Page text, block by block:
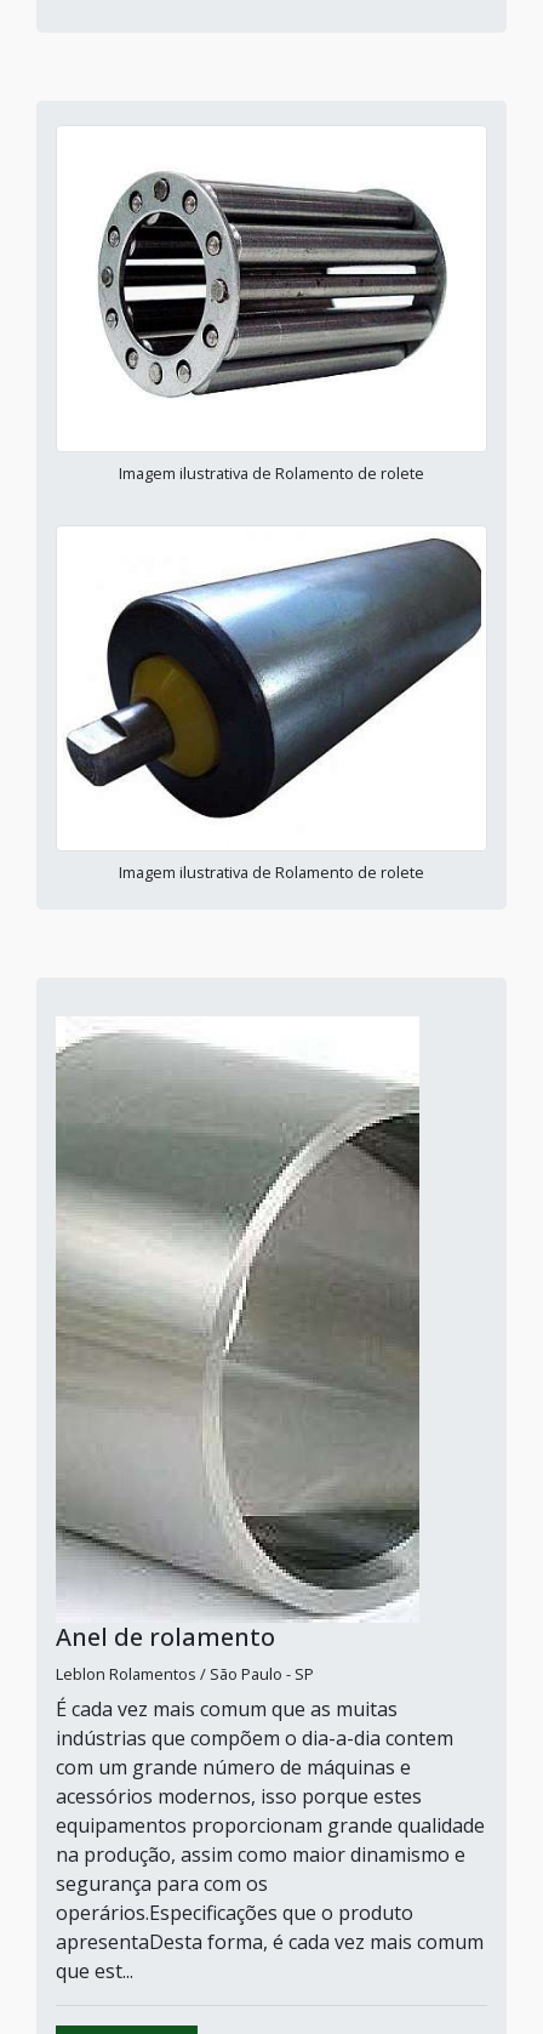
Imagem ilustrativa de Rolamento de rolete
Imagem ilustrativa de Rolamento de rolete
Anel de rolamento
Leblon Rolamentos / São Paulo - SP
É cada vez mais comum que as muitas
indústrias que compõem o dia-a-dia contem
com um grande número de máquinas e
acessórios modernos, isso porque estes
equipamentos proporcionam grande qualidade
na produção, assim como maior dinamismo e
segurança para com os
operários.Especificações que o produto
apresentaDesta forma, é cada vez mais comum
que est...